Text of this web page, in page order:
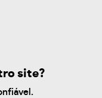
site?